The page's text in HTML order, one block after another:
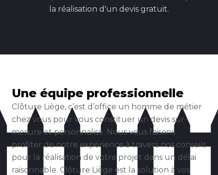
la réalisation d'un devis gratuit.
Une équipe professionnelle
Clôture Liège, c’est d’office un homme de métier
chez vous pour vous constituer un devis sur-
mesure et personnalisé. Nous vous faisons
profiter de notre expérience à travers nos conseils
pour la réalisation de votre projet dans un délai
raisonnable. Clôture Liège est la solution à vos